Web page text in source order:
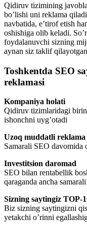
Qidiruv tizimining
bo’lishi uni reklama
navbatida, e’tirof etish
oshishiga olib keladi.
foydalanuvchi sizning
aynan siz taklif
Toshkentda SEO
reklamasi
Kompaniya holati
Qidiruv tizimlaridagi
ishonchni uyg’otadi
Uzoq muddatli reklama
Samarali SEO davomida
Investitsion daromad
SEO bilan rentabellik
qaraganda ancha samarali
Sizning saytingiz TOP-
Biz sizning saytingizni
yetakchi o’rinni